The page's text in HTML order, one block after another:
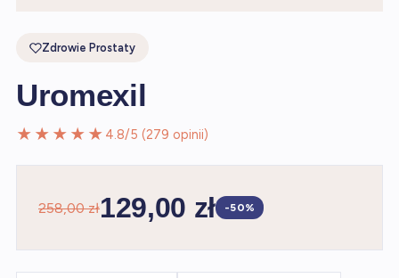
Zdrowie Prostaty
Uromexil
★★★★★ 4.8/5 (279 opinii)
258,00 zł129,00 zł -50%